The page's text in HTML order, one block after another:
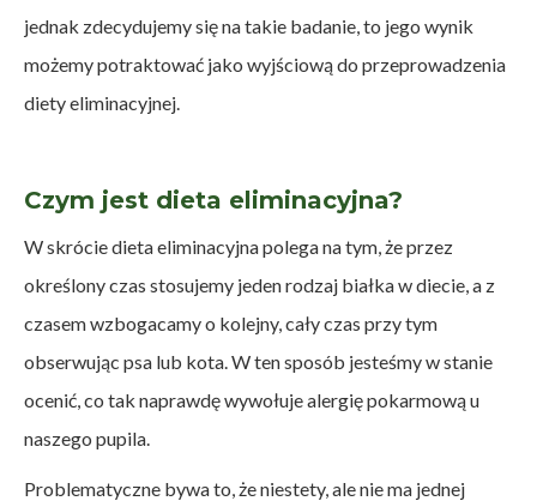
jednak zdecydujemy się na takie badanie, to jego wynik
możemy potraktować jako wyjściową do przeprowadzenia
diety eliminacyjnej.
Czym jest dieta eliminacyjna?
W skrócie dieta eliminacyjna polega na tym, że przez
określony czas stosujemy jeden rodzaj białka w diecie, a z
czasem wzbogacamy o kolejny, cały czas przy tym
obserwując psa lub kota. W ten sposób jesteśmy w stanie
ocenić, co tak naprawdę wywołuje alergię pokarmową u
naszego pupila.
Problematyczne bywa to, że niestety, ale nie ma jednej